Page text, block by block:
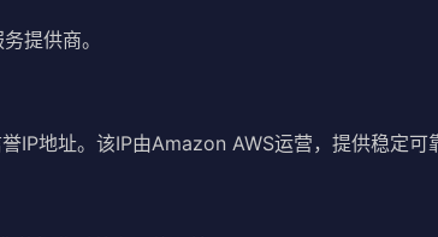
提供商。
IP地址。该IP由Amazon AWS运营，提供稳定可